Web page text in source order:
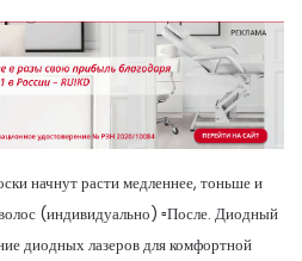
начнут расти медленнее, тоньше и
(индивидуально) ▫️После. Диодный
диодных лазеров для комфортной